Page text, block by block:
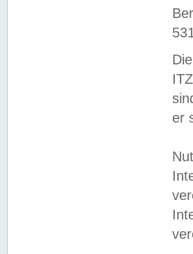
er